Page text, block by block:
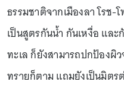
ธรรมชาติจากเมืองลา โรช-
เป็นสูตรกันน้ำ กันเหงื่อ และ
ทะเล ก็ยังสามารถปกป้อง
ทรายก็ตาม แถมยังเป็นมิตร